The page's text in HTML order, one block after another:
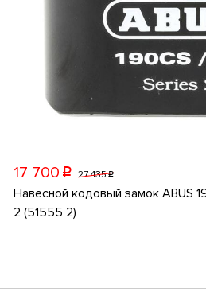
17 700 p 27 435p
Навесной кодовый замок ABUS
2 (51555 2)